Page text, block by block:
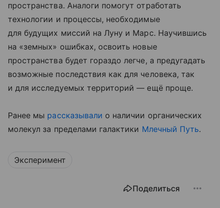
пространства. Аналоги помогут отработать
технологии и процессы, необходимые
для будущих миссий на Луну и Марс. Научившись
на «земных» ошибках, освоить новые
пространства будет гораздо легче, а предугадать
возможные последствия как для человека, так
и для исследуемых территорий — ещё проще.
Ранее мы рассказывали о наличии органических
молекул за пределами галактики Млечный Путь.
Эксперимент
Поделиться